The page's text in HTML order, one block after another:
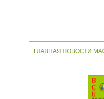
ГЛАВНАЯ НОВОСТИ